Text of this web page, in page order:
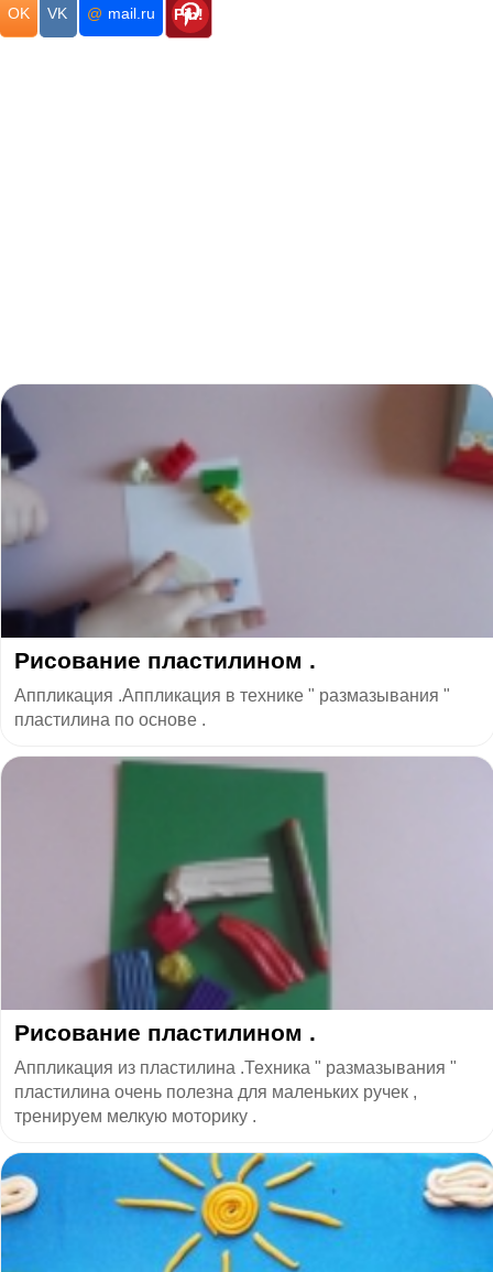
OK VK @ mail.ru Pin!
Рисование пластилином .
Аппликация .Аппликация в технике " размазывания "
пластилина по основе .
Рисование пластилином .
Аппликация из пластилина .Техника " размазывания "
пластилина очень полезна для маленьких ручек ,
тренируем мелкую моторику .